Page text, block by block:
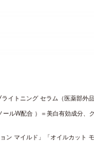
イトニング セラム（医薬部外品
ールW配合 ）＝美白有効成分、
ン マイルド」「オイルカット